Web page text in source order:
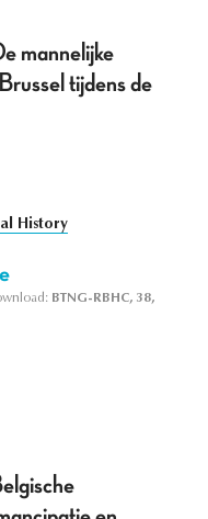
mannelijke
tijdens de
History
BTNG-RBHC, 38,